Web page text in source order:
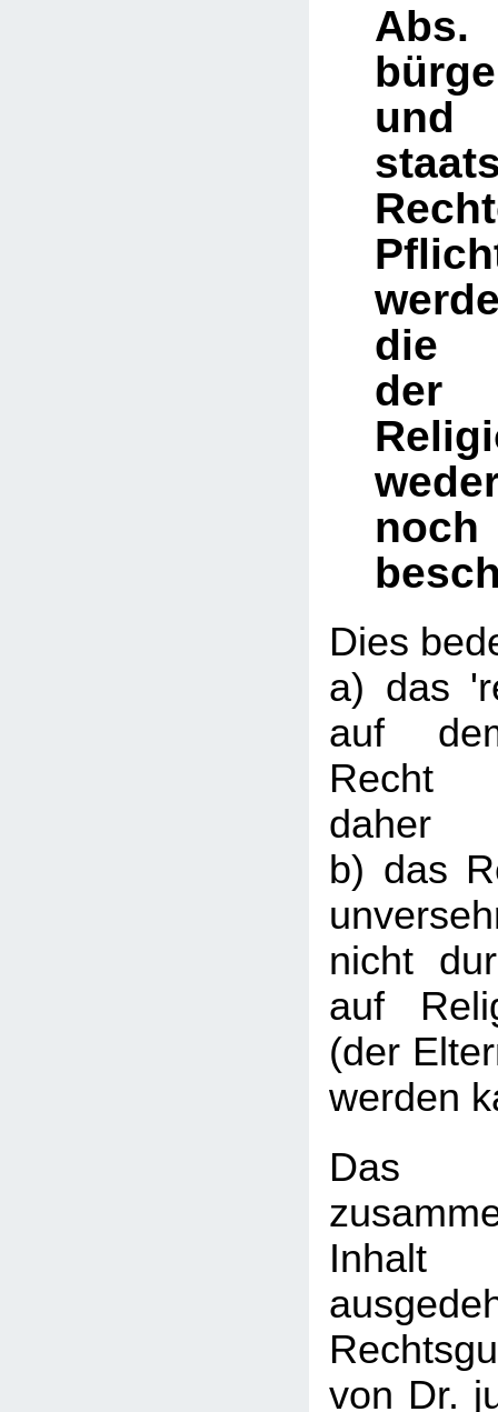
und
die
der
noch
Dies
a) das
auf
Recht
daher
b) das
nicht
auf
(der
werden
Das
von Dr.